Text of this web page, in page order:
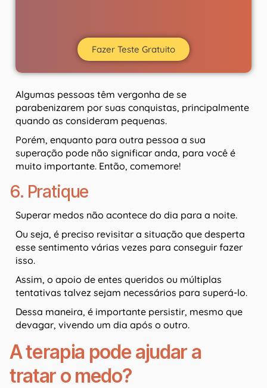
Fazer Teste Gratuito
Algumas pessoas têm vergonha de se
parabenizarem por suas conquistas, principalmente
quando as consideram pequenas.
Porém, enquanto para outra pessoa a sua
superação pode não significar anda, para você é
muito importante. Então, comemore!
6. Pratique
Superar medos não acontece do dia para a noite.
Ou seja, é preciso revisitar a situação que desperta
esse sentimento várias vezes para conseguir fazer
isso.
Assim, o apoio de entes queridos ou múltiplas
tentativas talvez sejam necessários para superá-lo.
Dessa maneira, é importante persistir, mesmo que
devagar, vivendo um dia após o outro.
A terapia pode ajudar a
tratar o medo?